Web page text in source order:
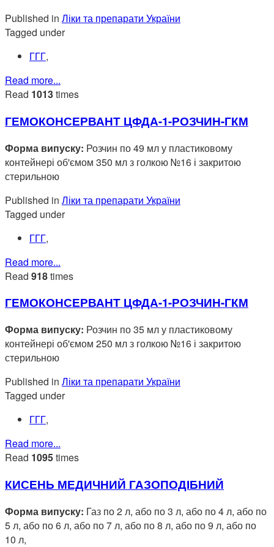
Published in Ліки та препарати України
Tagged under
ГГГ,
Read more...
Read 1013times
ГЕМОКОНСЕРВАНТ ЦФДА-1-РОЗЧИН-ГКМ
Форма випуску: Розчин по 49 мл у пластиковому
контейнері об'ємом 350 мл з голкою №16 і закритою
стерильною
Published in Ліки та препарати України
Tagged under
ГГГ,
Read more...
Read 918times
ГЕМОКОНСЕРВАНТ ЦФДА-1-РОЗЧИН-ГКМ
Форма випуску: Розчин по 35 мл у пластиковому
контейнері об'ємом 250 мл з голкою №16 і закритою
стерильною
Published in Ліки та препарати України
Tagged under
ГГГ,
Read more...
Read 1095times
КИСЕНЬ МЕДИЧНИЙ ГАЗОПОДІБНИЙ
Форма випуску: Газ по 2 л, або по 3 л, або по 4 л, або по
5 л, або по 6 л, або по 7 л, або по 8 л, або по 9 л, або по
10 л,